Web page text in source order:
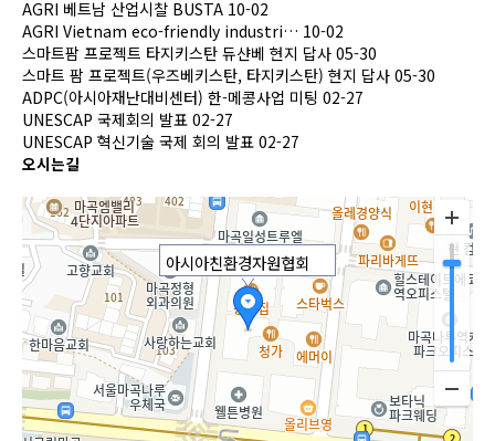
AGRI 베트남 산업시찰 BUSTA 10-02
AGRI Vietnam eco-friendly industri… 10-02
스마트팜 프로젝트 타지키스탄 듀샨베 현지 답사 05-30
스마트 팜 프로젝트(우즈베키스탄, 타지키스탄) 현지 답사 05-30
ADPC(아시아재난대비센터) 한-메콩사업 미팅 02-27
UNESCAP 국제회의 발표 02-27
UNESCAP 혁신기술 국제 회의 발표 02-27
오시는길
아시아친환경자원협회